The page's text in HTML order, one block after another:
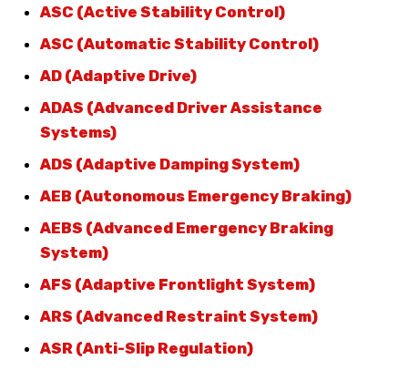
ASC (Active Stability Control)
ASC (Automatic Stability Control)
AD (Adaptive Drive)
ADAS (Advanced Driver Assistance
Systems)
ADS (Adaptive Damping System)
AEB (Autonomous Emergency Braking)
AEBS (Advanced Emergency Braking
System)
AFS (Adaptive Frontlight System)
ARS (Advanced Restraint System)
ASR (Anti-Slip Regulation)